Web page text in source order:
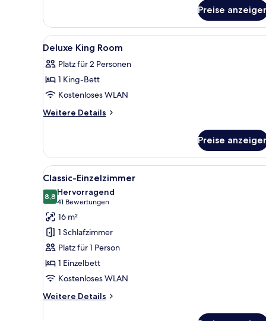
Preise
Alle
Fotos
für
Deluxe
King
Room
Hochwertige Bettwaren,
9
Deluxe King Room
Platz für 2 Personen
1 King-Bett
Kostenloses WLAN
Weitere Details
Weitere
King
Room
Preise
Alle
Fotos
für
Classic-
Einzelzimmer
anzeigen
Ein Hotelzimmer mit Bett,
4
Classic-Einzelzimmer
8,88,8 von 10
Hervorragend
41 Bewertungen
(41
Bewertungen)
16 m²
1 Schlafzimmer
Platz für 1 Person
1 Einzelbett
Kostenloses WLAN
Weitere Details
Weitere